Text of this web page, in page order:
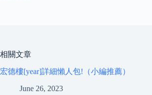
相關文章
宏德樓[year]詳細懶人包!（小編推薦）
June 26, 2023